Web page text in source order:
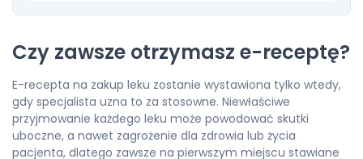
Czy zawsze otrzymasz e-receptę?
E-recepta na zakup leku zostanie wystawiona tylko wtedy,
gdy specjalista uzna to za stosowne. Niewłaściwe
przyjmowanie każdego leku może powodować skutki
uboczne, a nawet zagrożenie dla zdrowia lub życia
pacjenta, dlatego zawsze na pierwszym miejscu stawiane